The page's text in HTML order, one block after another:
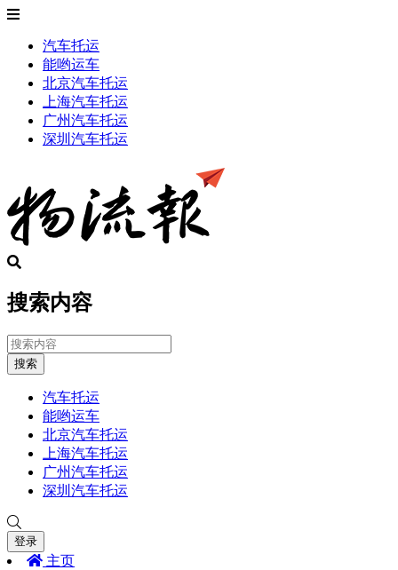
汽车托运
能哟运车
北京汽车托运
上海汽车托运
广州汽车托运
深圳汽车托运
搜索内容
搜索
汽车托运
能哟运车
北京汽车托运
上海汽车托运
广州汽车托运
深圳汽车托运
登录
主页